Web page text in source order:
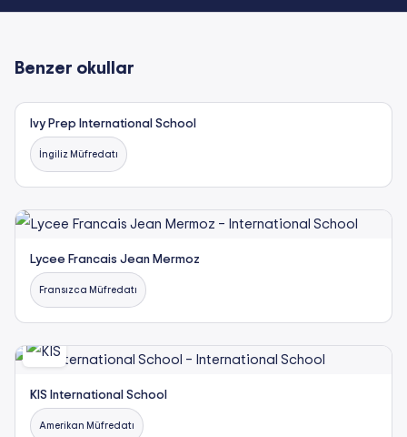
Benzer okullar
Ivy Prep International School
İngiliz Müfredatı
Lycee Francais Jean Mermoz
Fransızca Müfredatı
KIS International School
Amerikan Müfredatı